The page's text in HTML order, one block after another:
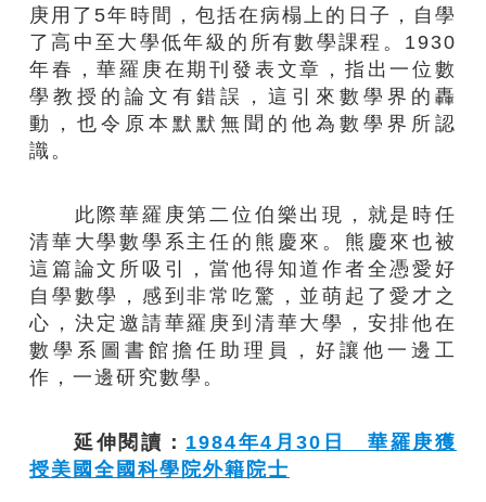
庚用了5年時間，包括在病榻上的日子，自學
了高中至大學低年級的所有數學課程。1930
年春，華羅庚在期刊發表文章，指出一位數
學教授的論文有錯誤，這引來數學界的轟
動，也令原本默默無聞的他為數學界所認
識。
此際華羅庚第二位伯樂出現，就是時任
清華大學數學系主任的熊慶來。熊慶來也被
這篇論文所吸引，當他得知道作者全憑愛好
自學數學，感到非常吃驚，並萌起了愛才之
心，決定邀請華羅庚到清華大學，安排他在
數學系圖書館擔任助理員，好讓他一邊工
作，一邊研究數學。
延伸閱讀： 1984年4月30日 華羅庚獲
授美國全國科學院外籍院士